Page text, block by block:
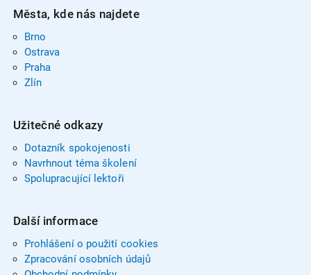
Města, kde nás najdete
Brno
Ostrava
Praha
Zlín
Užitečné odkazy
Dotazník spokojenosti
Navrhnout téma školení
Spolupracující lektoři
Další informace
Prohlášení o použití cookies
Zpracování osobních údajů